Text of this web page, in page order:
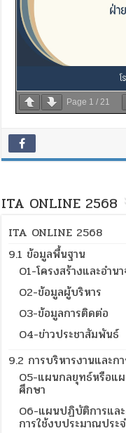
Page 1 / 21
ITA ONLINE 2568
ITA ONLINE 2568
9.1 ข้อมูลพื้นฐาน
O1-โครงสร้างและอำน
O2-ข้อมูลผู้บริหาร
O3-ข้อมูลการติดต่อ
O4-ข่าวประชาสัมพันธ์
9.2 การบริหารงานและก
O5-แผนกลยุทธ์หรือแ
ศึกษา
O6-แผนปฏิบัติการแล
การใช้งบประมาณประ